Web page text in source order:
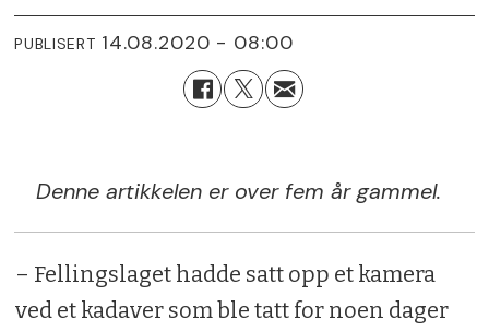
PUBLISERT 14.08.2020 - 08:00
Denne artikkelen er over fem år gammel.
– Fellingslaget hadde satt opp et kamera
ved et kadaver som ble tatt for noen dager